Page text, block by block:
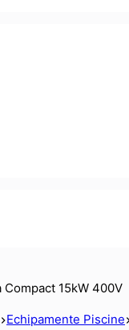
Echipamente Piscine